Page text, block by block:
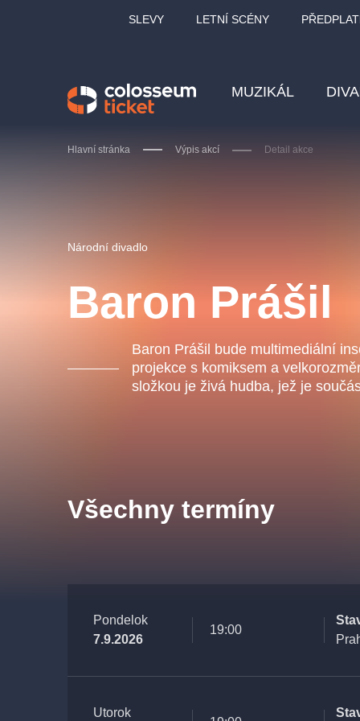
SLEVY LETNÍ SCÉNY
MUZIKÁL
Hlavní stránka Výpis akcí Detail akce
Národní divadlo
Baron Prášil
Baron Prášil bude multimediální
projekce s komiksem a
složkou je živá hudba, jež je
Všechny termíny
Pondelok
7.9.2026
19:00
Utorok
OBYČEJNÁ HOLKA
2026
Agentura 44, s.r.o.
muzikálypraha
národnídivadlo